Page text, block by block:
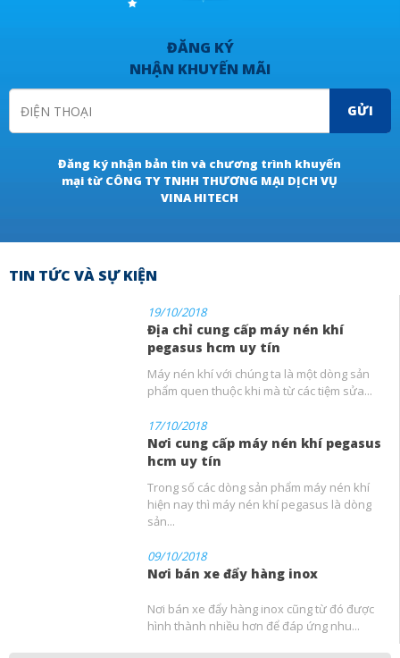
ĐĂNG KÝ
NHẬN KHUYẾN MÃI
GỬI
Đăng ký nhận bản tin và chương trình khuyến
mại từ CÔNG TY TNHH THƯƠNG MẠI DỊCH VỤ
VINA HITECH
TIN TỨC VÀ SỰ KIỆN
19/10/2018
Địa chỉ cung cấp máy nén khí
pegasus hcm uy tín
Máy nén khí với chúng ta là một dòng sản
phẩm quen thuộc khi mà từ các tiệm sửa...
17/10/2018
Nơi cung cấp máy nén khí pegasus
hcm uy tín
Trong số các dòng sản phẩm máy nén khí
hiện nay thì máy nén khí pegasus là dòng
sản...
09/10/2018
Nơi bán xe đẩy hàng inox
Nơi bán xe đẩy hàng inox cũng từ đó được
hình thành nhiều hơn để đáp ứng nhu...